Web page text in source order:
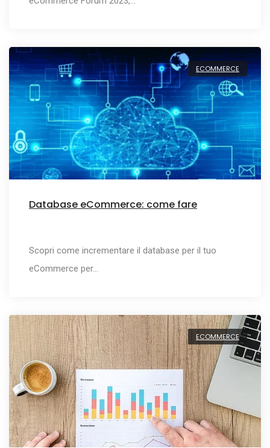
ECOMMERCE
Database eCommerce: come fare
Scopri come incrementare il database per il tuo
eCommerce per…
ECOMMERCE